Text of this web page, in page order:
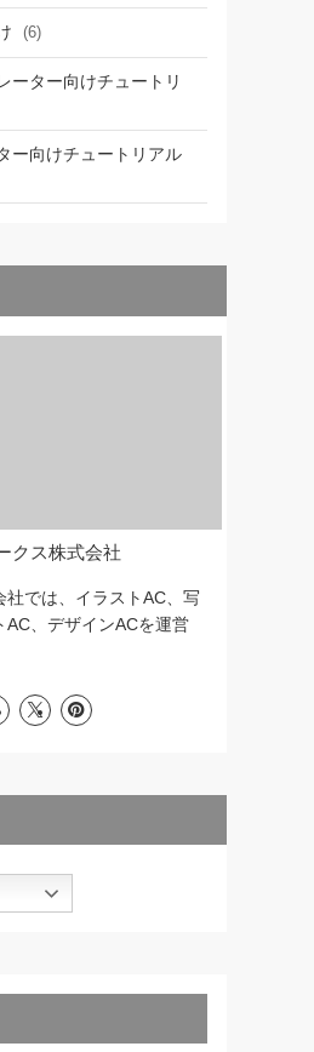
(6)
ーター向けチュートリ
ー向けチュートリアル
クス株式会社
社では、イラストAC、写
AC、デザインACを運営